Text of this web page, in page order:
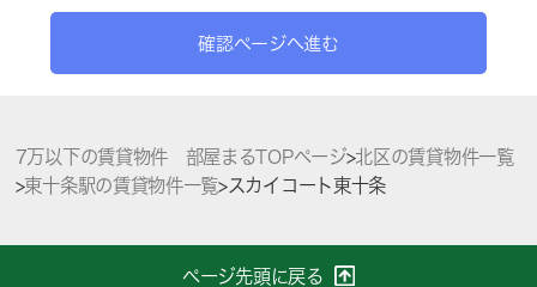
確認ページへ進む
7万以下の賃貸物件 部屋まるTOPページ>北区の賃貸物件一覧
>東十条駅の賃貸物件一覧>スカイコート東十条
ページ先頭に戻る